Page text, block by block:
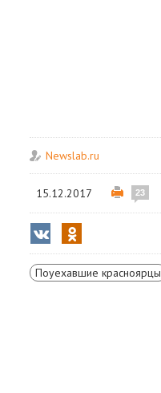
Newslab.ru
15.12.2017 23
Поуехавшие красноярцы